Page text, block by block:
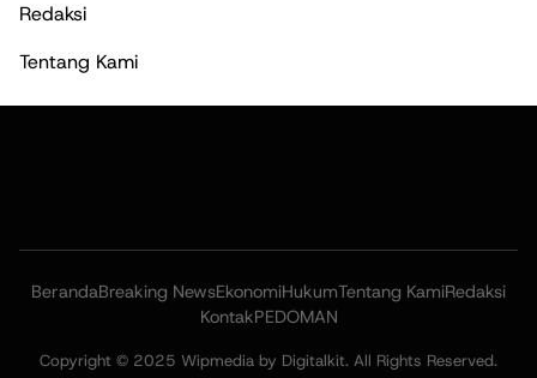
Redaksi
Tentang Kami
BerandaBreaking NewsEkonomiHukumTentang KamiRedaksi
KontakPEDOMAN
Copyright © 2025 Wipmedia by Digitalkit. All Rights Reserved.